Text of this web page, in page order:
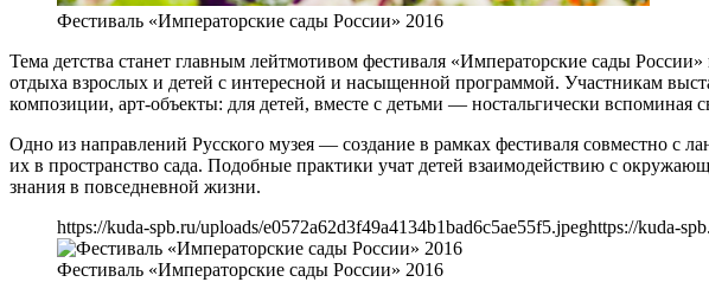
Фестиваль «Императорские сады России» 2016
Тема детства станет главным лейтмотивом фестиваля «Императорские сады
отдыха взрослых и детей с интересной и насыщенной программой. Участникам
композиции, арт-объекты: для детей, вместе с детьми — ностальгически вспоминая
Одно из направлений Русского музея — создание в рамках фестиваля совместно
их в пространство сада. Подобные практики учат детей взаимодействию с
знания в повседневной жизни.
https://kuda-spb.ru/uploads/e0572a62d3f49a4134b1bad6c5ae55f5.jpeghttps://kuda-
Фестиваль «Императорские сады России» 2016